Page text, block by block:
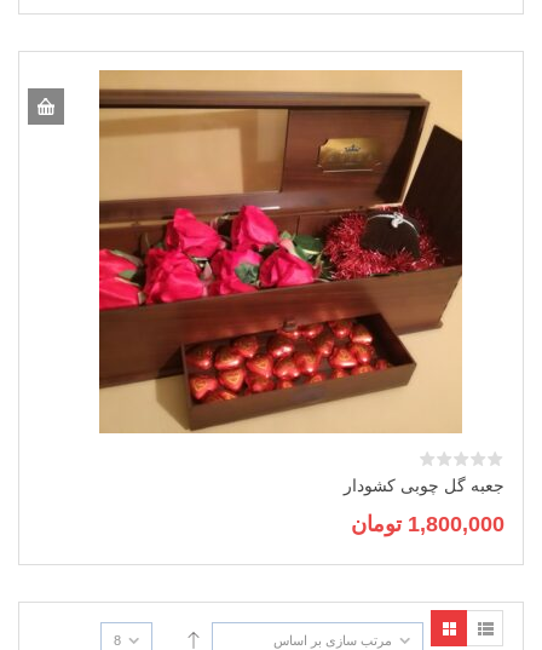
جعبه گل چوبی کشودار
1,800,000 تومان
مرتب سازی بر اساس 8